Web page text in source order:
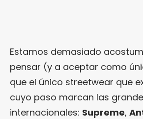
Estamos demasiado
pensar (y a aceptar como
que el único streetwear que
cuyo paso marcan las
internacionales: Supreme,